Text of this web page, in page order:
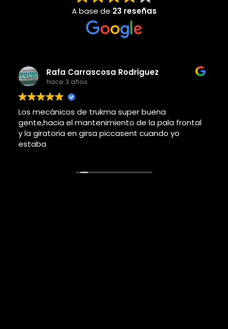
A base de 23 reseñas
Adolfo j llorems pastor
hace 4 años
Este usuario solo dejó una calificación.